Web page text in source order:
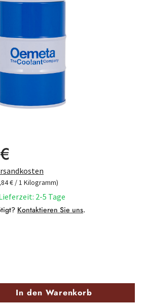
€ / 1 Kilogramm)
2-5 Tage
Kontaktieren Sie uns.
In den Warenkorb